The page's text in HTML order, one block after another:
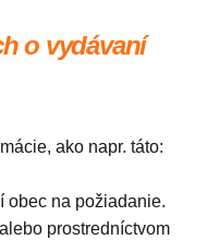
o vydávaní
ako napr. táto:
obec na požiadanie.
prostredníctvom